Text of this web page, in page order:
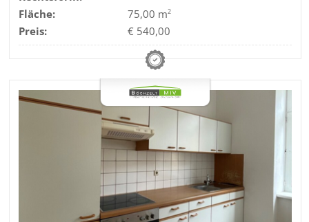
Fläche:
75,00 m2
Preis: € 540,00